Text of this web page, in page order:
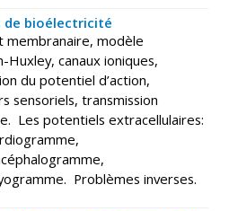
de bioélectricité
membranaire, modèle
Huxley, canaux ioniques,
du potentiel d’action,
sensoriels, transmission
Les potentiels extracellulaires:
Problèmes inverses.